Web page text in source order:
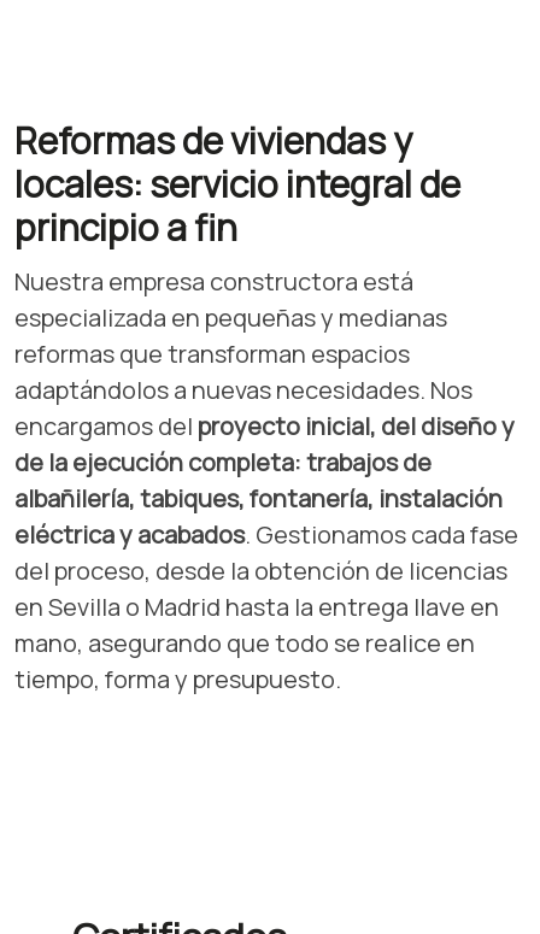
Reformas de viviendas y
locales: servicio integral de
principio a fin
Nuestra empresa constructora está
especializada en pequeñas y medianas
reformas que transforman espacios
adaptándolos a nuevas necesidades. Nos
encargamos del proyecto inicial, del diseño y
de la ejecución completa: trabajos de
albañilería, tabiques, fontanería, instalación
eléctrica y acabados. Gestionamos cada fase
del proceso, desde la obtención de licencias
en Sevilla o Madrid hasta la entrega llave en
mano, asegurando que todo se realice en
tiempo, forma y presupuesto.